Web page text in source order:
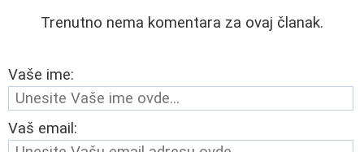
Trenutno nema komentara za ovaj članak.
Vaše ime:
Vaš email: